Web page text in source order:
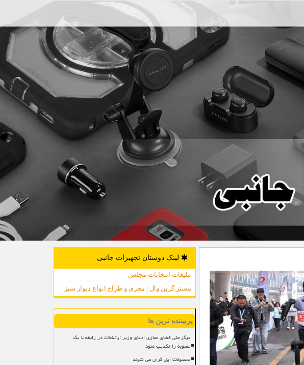
لینک دوستان تجهیزات جانبی
تبلیغات انتخابات مجلس
مستر گرین وال | مجری و طراح انواع دیوار سبز
پربیننده ترین ها
مرکز ملی فضای مجازی ادعای وزیر ارتباطات در رابطه با یک
مصوبه را تکذیب نمود
محصولات اپل گران می شوند